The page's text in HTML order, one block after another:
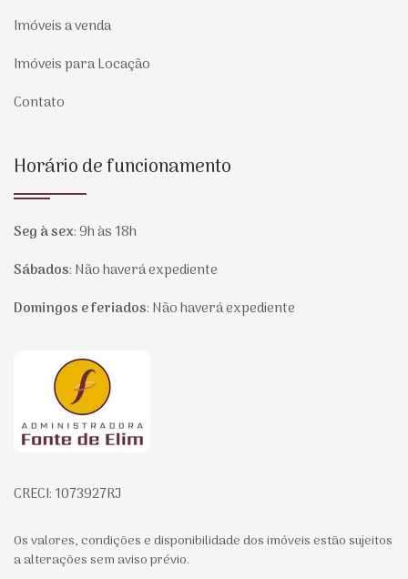
Imóveis a venda
Imóveis para Locação
Contato
Horário de funcionamento
Seg à sex:9h às 18h
Sábados: Não haverá expediente
Domingos e feriados: Não haverá expediente
Página inicial
CRECI: 1073927RJ
Os valores, condições e disponibilidade dos imóveis estão sujeitos
a alterações sem aviso prévio.